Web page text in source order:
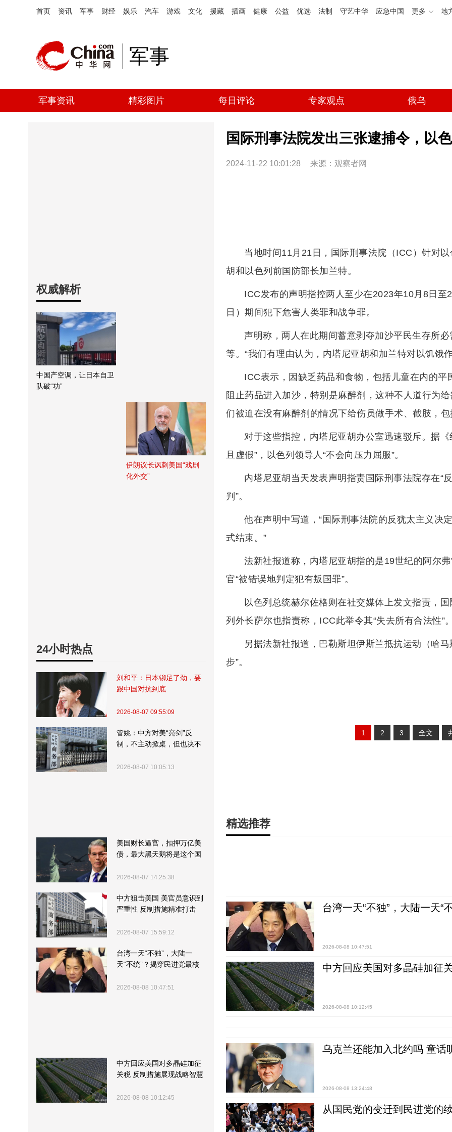
首页 资讯 军事 财经 娱乐 汽车 游戏 文化 援藏 插画 健康 公益 优选 法制 守艺中华 应急中国 更多 地
军事
军事资讯 精彩图片 每日评论 专家观点 俄乌
权威解析
中国产空调，让日本自卫
队破“功”
伊朗议长讽刺美国“戏剧
化外交”
24小时热点
刘和平：日本铆足了劲，要
跟中国对抗到底
2026-08-07 09:55:09
管姚：中方对美“亮剑”反
制，不主动掀桌，但也决不
2026-08-07 10:05:13
美国财长逼宫，扣押万亿美
债，最大黑天鹅将是这个国
2026-08-07 14:25:38
中方狙击美国 美官员意识到
严重性 反制措施精准打击
2026-08-07 15:59:12
台湾一天“不独”，大陆一
天“不统”？揭穿民进党最核
2026-08-08 10:47:51
中方回应美国对多晶硅加征
关税 反制措施展现战略智慧
2026-08-08 10:12:45
国际刑事法院发出三张逮捕令，以
2024-11-22 10:01:28 来源： 观察者网
当地时间11月21日，国际刑事法院（ICC）针对
胡和以色列前国防部长加兰特。
ICC发布的声明指控两人至少在2023年10月8日
日）期间犯下危害人类罪和战争罪。
声明称，两人在此期间蓄意剥夺加沙平民生存所
等。“我们有理由认为，内塔尼亚胡和加兰特对以饥饿
ICC表示，因缺乏药品和食物，包括儿童在内的
阻止药品进入加沙，特别是麻醉剂，这种不人道行为
们被迫在没有麻醉剂的情况下给伤员做手术、截肢，包
对于这些指控，内塔尼亚胡办公室迅速驳斥。据
且虚假”，以色列领导人“不会向压力屈服”。
内塔尼亚胡当天发表声明指责国际刑事法院存在“
判”。
他在声明中写道，“国际刑事法院的反犹太主义
式结束。”
法新社报道称，内塔尼亚胡指的是19世纪的阿尔
官“被错误地判定犯有叛国罪”。
以色列总统赫尔佐格则在社交媒体上发文指责，
列外长萨尔也指责称，ICC此举令其“失去所有合法性”。
另据法新社报道，巴勒斯坦伊斯兰抵抗运动（哈
步”。
1 2 3 全文
精选推荐
台湾一天“不独”，大陆一天“
2026-08-08 10:47:51
中方回应美国对多晶硅加征
2026-08-08 10:12:45
乌克兰还能加入北约吗 童话
2026-08-08 13:24:48
从国民党的变迁到民进党的